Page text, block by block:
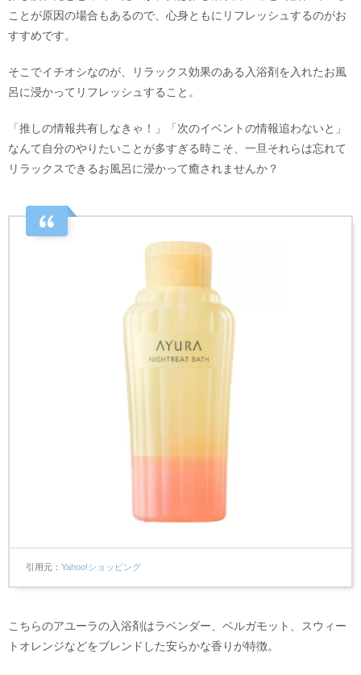
ことが原因の場合もあるので、心身ともにリフレッシュするのがお
すすめです。
そこでイチオシなのが、リラックス効果のある入浴剤を入れたお風
呂に浸かってリフレッシュすること。
「推しの情報共有しなきゃ！」「次のイベントの情報追わないと」
なんて自分のやりたいことが多すぎる時こそ、一旦それらは忘れて
リラックスできるお風呂に浸かって癒されませんか？
引用元 Yahoo!ショッピング
こちらのアユーラの入浴剤はラベンダー、ベルガモット、スウィー
トオレンジなどをブレンドした安らかな香りが特徴。